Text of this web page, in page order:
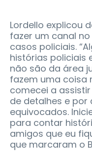
Lordello explicou
fazer um canal
casos policiais.
histórias policiais
não são da área
fazem uma coisa
comecei a
de detalhes e por
equivocados.
para contar
amigos que eu
que marcaram o